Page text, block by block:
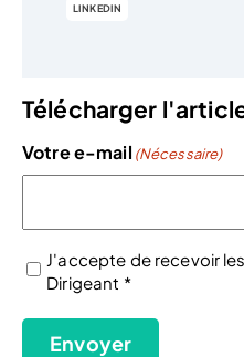
LINKEDIN
Télécharger
Votre e-mail (Nécessaire)
(Nécessaire)
J'accepte de recevoir
Dirigeant *
Envoyer